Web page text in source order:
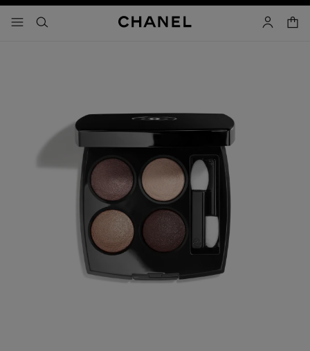
- navegación principal
buscar cuenta
carrito